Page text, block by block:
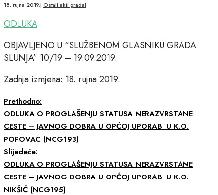
18. rujna 2019.| Ostali akti grada|
ODLUKA
OBJAVLJENO U “SLUŽBENOM GLASNIKU GRADA
SLUNJA” 10/19 – 19.09.2019.
Zadnja izmjena: 18. rujna 2019.
Prethodno:
ODLUKA O PROGLAŠENJU STATUSA NERAZVRSTANE
CESTE – JAVNOG DOBRA U OPĆOJ UPORABI U K.O.
POPOVAC (NCG193)
Slijedeće:
ODLUKA O PROGLAŠENJU STATUSA NERAZVRSTANE
CESTE – JAVNOG DOBRA U OPĆOJ UPORABI U K.O.
NIKŠIĆ (NCG195)